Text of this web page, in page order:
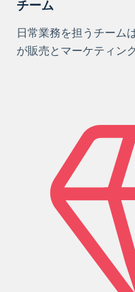
チーム
日常業務を担うチーム
が販売とマーケティン